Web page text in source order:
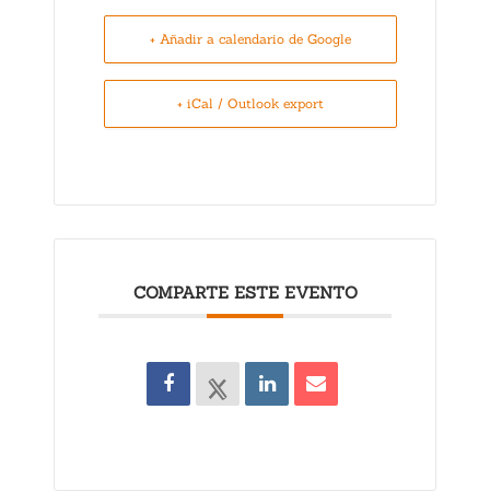
+ Añadir a calendario de Google
+ iCal / Outlook export
COMPARTE ESTE EVENTO